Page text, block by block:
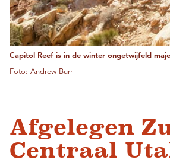
Capitol Reef is in de winter ongetwijfeld
Foto: Andrew Burr
Afgelegen
Centraal